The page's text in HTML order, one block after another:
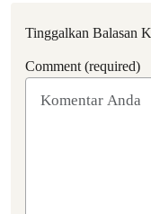
Tinggalkan Balasan
Comment (required)